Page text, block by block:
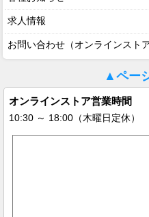
求人情報
お問い合わせ（オンラインスト
▲ペー
オンラインストア営業時間
10:30 ～ 18:00（木曜日定休）